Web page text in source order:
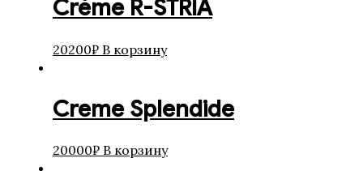
Crème R-STRIA
20200₽ В корзину
Creme Splendide
20000₽ В корзину